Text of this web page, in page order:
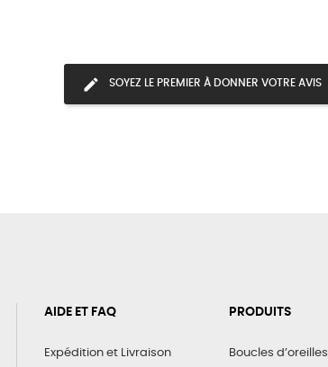
SOYEZ LE PREMIER À DONNER VOTRE AVIS
AIDE ET FAQ
Expédition et Livraison
PRODUITS
Boucles d’oreilles